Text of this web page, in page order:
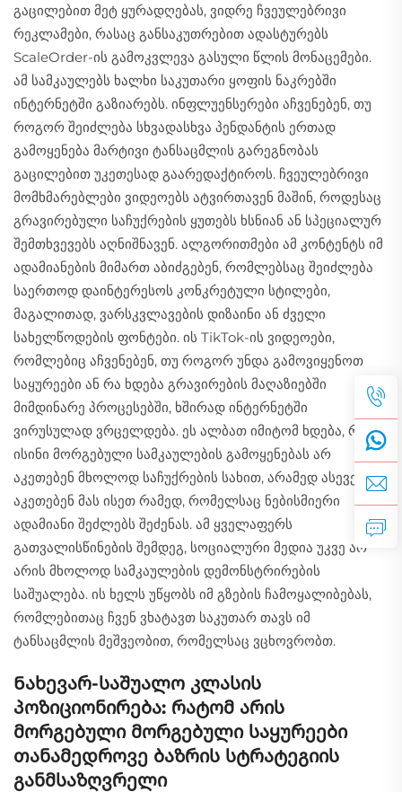
გაცილებით მეტ ყურადღებას, ვიდრე ჩვეულებრივი
რეკლამები, რასაც განსაკუთრებით ადასტურებს
ScaleOrder-ის გამოკვლევა გასული წლის მონაცემები.
ამ სამკაულებს ხალხი საკუთარი ყოფის ნაკრებში
ინტერნეტში გაზიარებს. ინფლუენსერები აჩვენებენ, თუ
როგორ შეიძლება სხვადასხვა პენდანტის ერთად
გამოყენება მარტივი ტანსაცმლის გარეგნობას
გაცილებით უკეთესად გაარედაქტიროს. ჩვეულებრივი
მომხმარებლები ვიდეოებს ატვირთავენ მაშინ, როდესაც
გრავირებული საჩუქრების ყუთებს ხსნიან ან სპეციალურ
შემთხვევებს აღნიშნავენ. ალგორითმები ამ კონტენტს იმ
ადამიანების მიმართ აბიძგებენ, რომლებსაც შეიძლება
საერთოდ დაინტერესოს კონკრეტული სტილები,
მაგალითად, ვარსკვლავების დიზაინი ან ძველი
სახელწოდების ფონტები. ის TikTok-ის ვიდეოები,
რომლებიც აჩვენებენ, თუ როგორ უნდა გამოვიყენოთ
საყურეები ან რა ხდება გრავირების მაღაზიებში
მიმდინარე პროცესებში, ხშირად ინტერნეტში
ვირუსულად ვრცელდება. ეს ალბათ იმიტომ ხდება, რომ
ისინი მორგებული სამკაულების გამოყენებას არ
აკეთებენ მხოლოდ საჩუქრების სახით, არამედ ასევე
აკეთებენ მას ისეთ რამედ, რომელსაც ნებისმიერი
ადამიანი შეძლებს შეძენას. ამ ყველაფერს
გათვალისწინების შემდეგ, სოციალური მედია უკვე არ
არის მხოლოდ სამკაულების დემონსტრირების
საშუალება. ის ხელს უწყობს იმ გზების ჩამოყალიბებას,
რომლებითაც ჩვენ ვხატავთ საკუთარ თავს იმ
ტანსაცმლის მეშვეობით, რომელსაც ვცხოვრობთ.
Ნახევარ-საშუალო კლასის
პოზიციონირება: რატომ არის
მორგებული მორგებული საყურეები
თანამედროვე ბაზრის სტრატეგიის
განმსაზღვრელი